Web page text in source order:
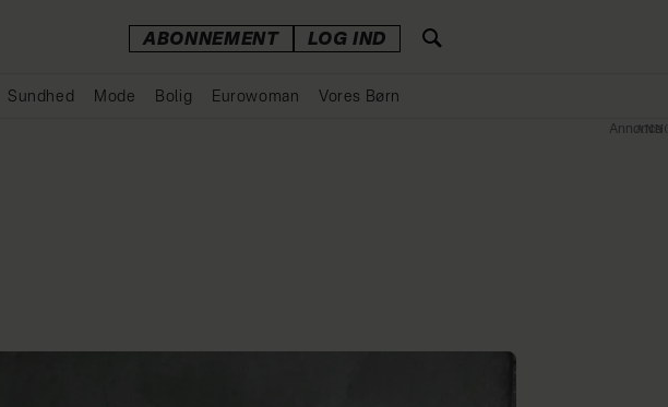
ABONNEMENT LOG IND
Sundhed Mode Bolig Eurowoman Vores Børn
Annonce